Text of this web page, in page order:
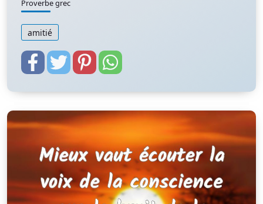
Proverbe grec
amitié